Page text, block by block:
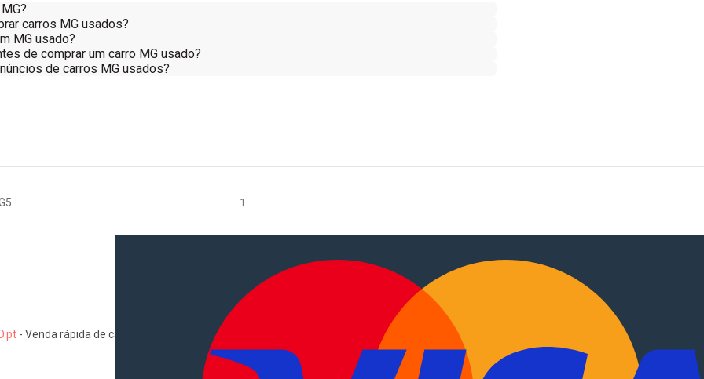
carros MG usados?
MG usado?
de comprar um carro MG usado?
de carros MG usados?
1
- Venda rápida de carros, motas, comerciais, pesados, camiões, autocaravanas
Informações